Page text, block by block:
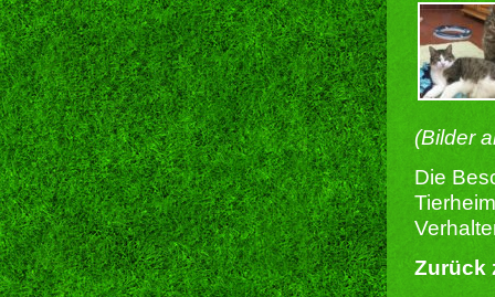
(Bilder
Die
Zurück